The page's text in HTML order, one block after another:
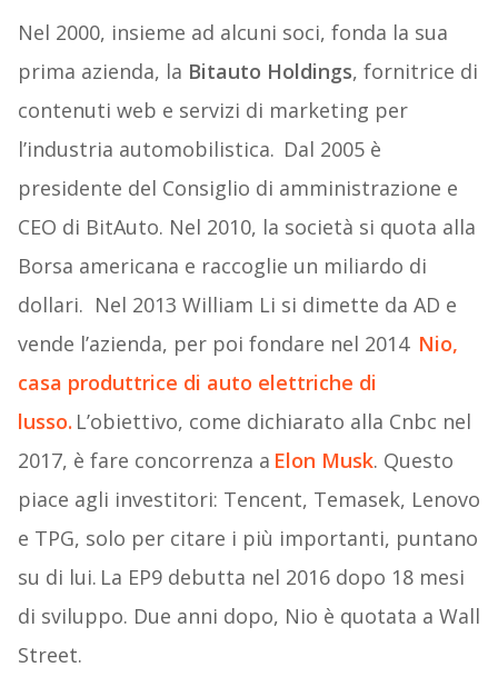
Nel 2000, insieme ad alcuni soci, fonda la sua
prima azienda, la Bitauto Holdings, fornitrice di
contenuti web e servizi di marketing per
l’industria automobilistica. Dal 2005 è
presidente del Consiglio di amministrazione e
CEO di BitAuto. Nel 2010, la società si quota alla
Borsa americana e raccoglie un miliardo di
dollari. Nel 2013 William Li si dimette da AD e
vende l’azienda, per poi fondare nel 2014 Nio,
casa produttrice di auto elettriche di
lusso. L’obiettivo, come dichiarato alla Cnbc nel
2017, è fare concorrenza a Elon Musk. Questo
piace agli investitori: Tencent, Temasek, Lenovo
e TPG, solo per citare i più importanti, puntano
su di lui. La EP9 debutta nel 2016 dopo 18 mesi
di sviluppo. Due anni dopo, Nio è quotata a Wall
Street.